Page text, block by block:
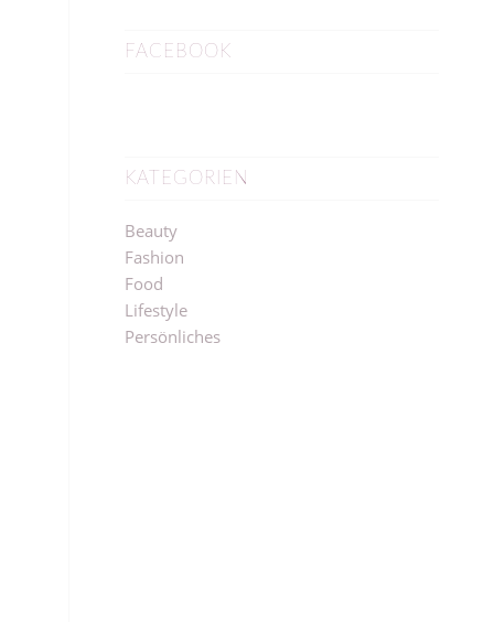
FACEBOOK
KATEGORIEN
Beauty
Fashion
Food
Lifestyle
Persönliches